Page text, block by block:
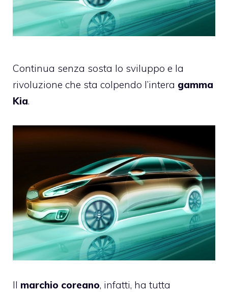
Continua senza sosta lo sviluppo e la
rivoluzione che sta colpendo l’intera gamma
Kia.
Il marchio coreano, infatti, ha tutta